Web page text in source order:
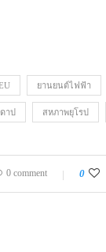
ยานยนต์ไฟฟ้า
าป สหภาพยุโรป
0 comment 0